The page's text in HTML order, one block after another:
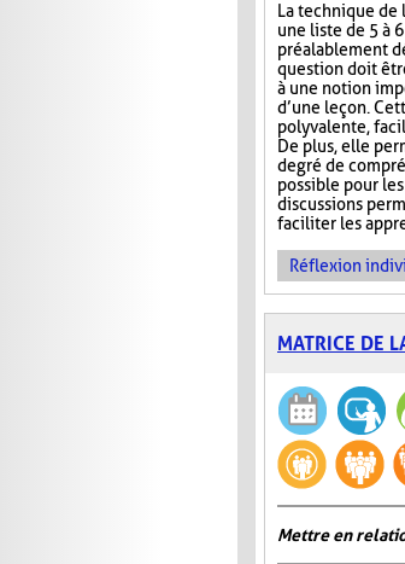
La technique de
une liste de 5 à
préalablement
question doit
à une notion
d’une leçon.
polyvalente,
De plus, elle
degré de
possible pour
discussions
faciliter les
Réflexion
MATRICE DE
Mettre en